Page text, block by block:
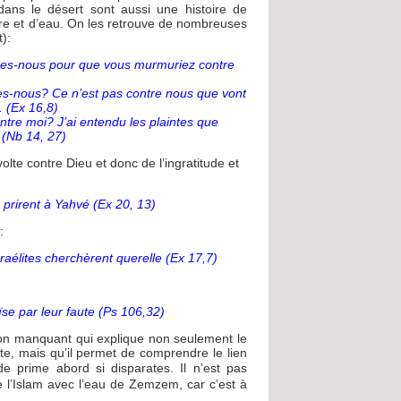
le désert sont aussi une histoire de
et d’eau. On les retrouve de nombreuses
nous pour que vous murmuriez contre
nous? Ce n’est pas contre nous que vont
(Ex 16,8)
moi? J’ai entendu les plaintes que
14, 27)
contre Dieu et donc de l’ingratitude et
à Yahvé (Ex 20, 13)
cherchèrent querelle (Ex 17,7)
par leur faute (Ps 106,32)
manquant qui explique non seulement le
mais qu’il permet de comprendre le lien
prime abord si disparates. Il n’est pas
avec l’eau de Zemzem, car c’est à